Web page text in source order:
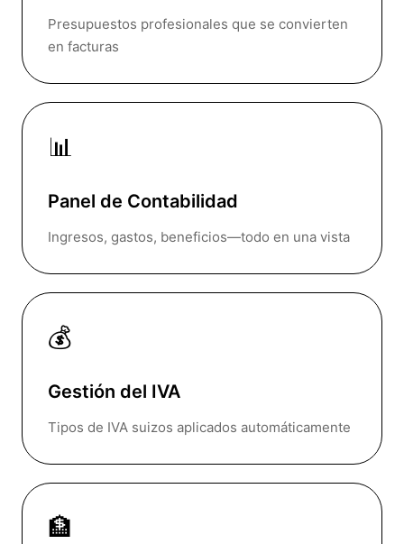
Presupuestos profesionales que se convierten
en facturas
📊
Panel de Contabilidad
Ingresos, gastos, beneficios—todo en una vista
💰
Gestión del IVA
Tipos de IVA suizos aplicados automáticamente
🏦